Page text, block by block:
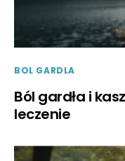
BOL GARDLA
Ból gardła i
leczenie